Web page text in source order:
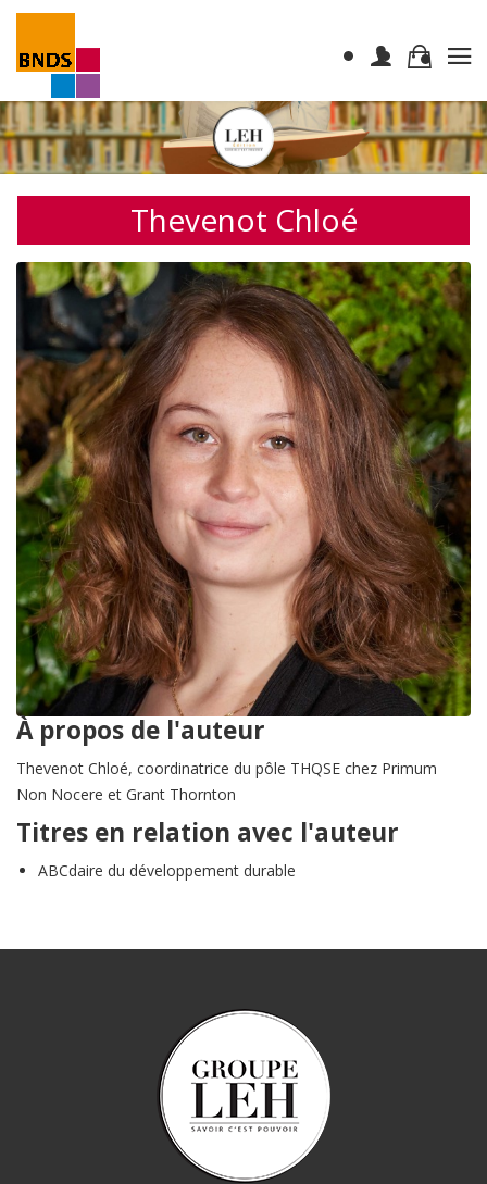
Thevenot Chloé
À propos de l'auteur
Thevenot Chloé, coordinatrice du pôle THQSE chez Primum
Non Nocere et Grant Thornton
Titres en relation avec l'auteur
ABCdaire du développement durable